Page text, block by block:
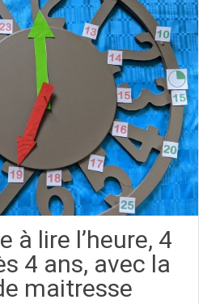
à lire l’heure, 4
4 ans, avec la
maitresse